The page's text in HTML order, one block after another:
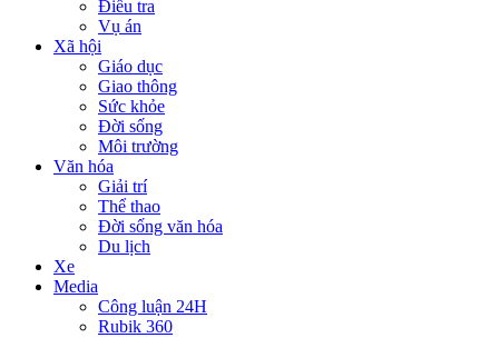
Điều tra
Vụ án
Xã hội
Giáo dục
Giao thông
Sức khỏe
Đời sống
Môi trường
Văn hóa
Giải trí
Thể thao
Đời sống văn hóa
Du lịch
Xe
Media
Công luận 24H
Rubik 360